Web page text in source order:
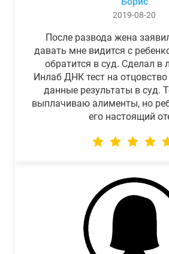
2019-08-20
После развода жена
давать мне видится с
обратится в суд. Сделал в
Инлаб ДНК тест на
данные результаты в суд.
выплачиваю алименты, но
его настоящий